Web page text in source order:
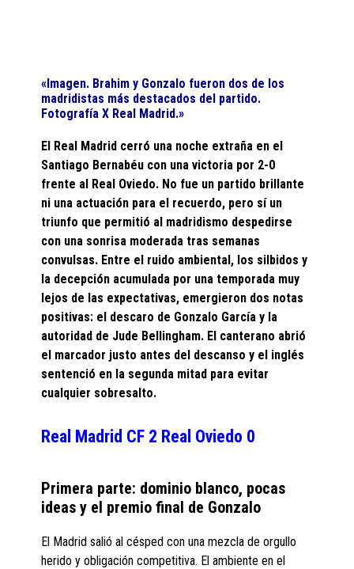
«Imagen. Brahim y Gonzalo fueron dos de los
madridistas más destacados del partido.
Fotografía X Real Madrid.»
El Real Madrid cerró una noche extraña en el
Santiago Bernabéu con una victoria por 2-0
frente al Real Oviedo. No fue un partido brillante
ni una actuación para el recuerdo, pero sí un
triunfo que permitió al madridismo despedirse
con una sonrisa moderada tras semanas
convulsas. Entre el ruido ambiental, los silbidos y
la decepción acumulada por una temporada muy
lejos de las expectativas, emergieron dos notas
positivas: el descaro de Gonzalo García y la
autoridad de Jude Bellingham. El canterano abrió
el marcador justo antes del descanso y el inglés
sentenció en la segunda mitad para evitar
cualquier sobresalto.
Real Madrid CF 2 Real Oviedo 0
Primera parte: dominio blanco, pocas
ideas y el premio final de Gonzalo
El Madrid salió al césped con una mezcla de orgullo
herido y obligación competitiva. El ambiente en el